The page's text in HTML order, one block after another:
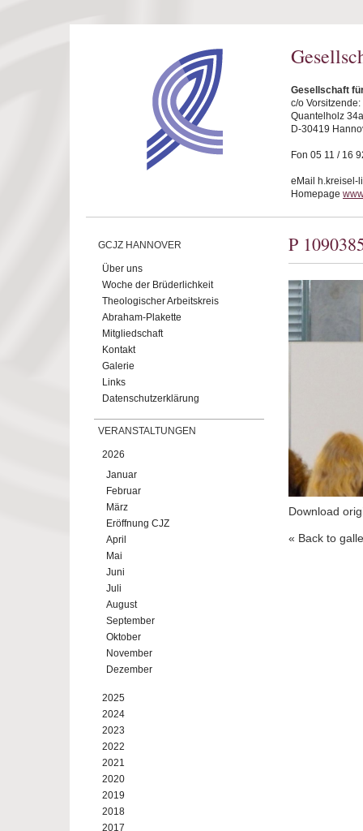
Gesellschaft
c/o
Quantelholz 34a
D-30419
Fon 05 11 / 16
eMail h.kreisel-
Homepage
GCJZ HANNOVER
Über uns
Woche der Brüderlichkeit
Theologischer Arbeitskreis
Abraham-Plakette
Mitgliedschaft
Kontakt
Galerie
Links
Datenschutzerklärung
VERANSTALTUNGEN
2026
Januar
Februar
März
Eröffnung CJZ
April
Mai
Juni
Juli
August
September
Oktober
November
Dezember
2025
2024
2023
2022
2021
2020
2019
2018
2017
P
Download
« Back to